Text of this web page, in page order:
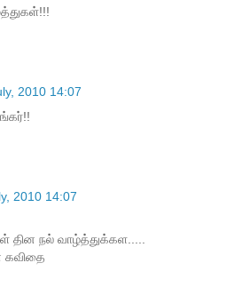
2010 14:07
2010 14:07
தின நல் வாழ்த்துக்கள.....
கவிதை